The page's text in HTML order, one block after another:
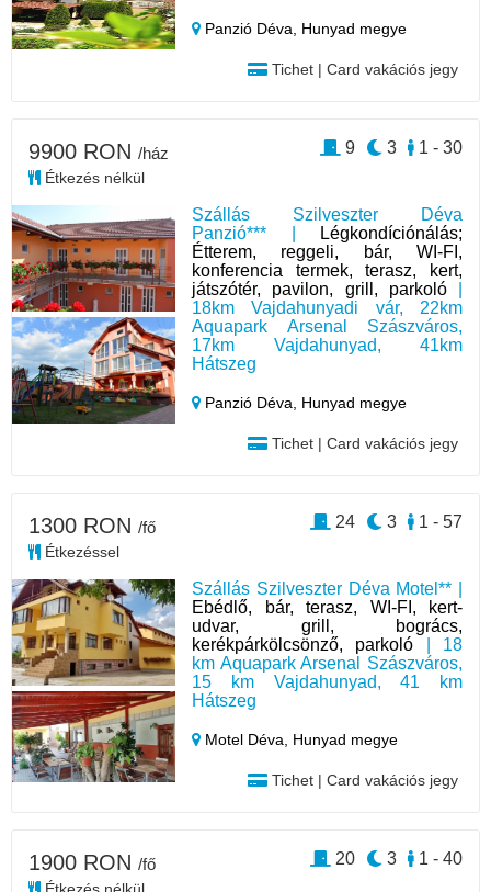
Panzió Déva, Hunyad megye
Tichet | Card vakációs jegy
Szállás Szilveszter Déva
Panzió*** |
Légkondíciónálás;
Étterem, reggeli, bár, WI-FI,
konferencia termek, terasz, kert,
játszótér, pavilon, grill, parkoló|
18km Vajdahunyadi vár, 22km
Aquapark Arsenal Szászváros,
17km Vajdahunyad, 41km
Hátszeg
Panzió Déva, Hunyad megye
Tichet | Card vakációs jegy
9900 RON /ház
Étkezés nélkül
1 - 30
3
9
Szállás Szilveszter Déva Motel** |
Ebédlő, bár, terasz, WI-FI, kert-
udvar, grill, bogrács,
kerékpárkölcsönző, parkoló | 18
km Aquapark Arsenal Szászváros,
15 km Vajdahunyad, 41 km
Hátszeg
Motel Déva, Hunyad megye
Tichet | Card vakációs jegy
1300 RON /fő
Étkezéssel
1 - 57
3
24
1900 RON /fő
Étkezés nélkül
1 - 40
3
20